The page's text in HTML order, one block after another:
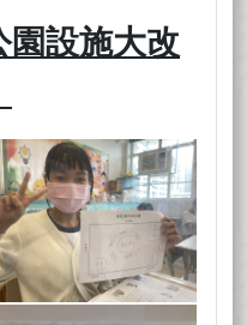
園設施大改